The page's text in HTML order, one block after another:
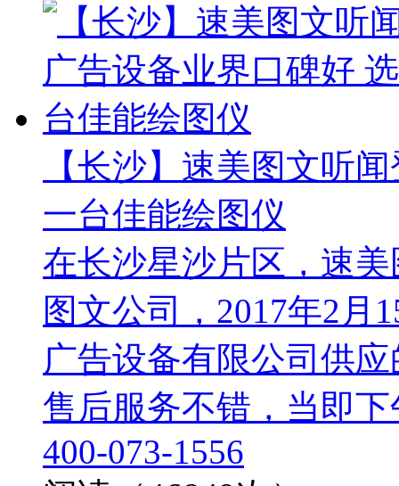
【长沙】速美图文听
一台佳能绘图仪
在长沙星沙片区，速
图文公司，2017年2月
广告设备有限公司供
售后服务不错，当即
400-073-1556